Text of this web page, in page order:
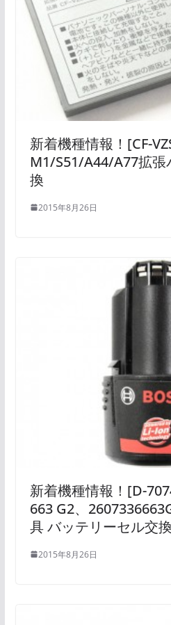
新着機種情報！[CF-
M1/S51/A44/A77拡張
換
2015年8月26日
新着機種情報！[D-
663 G2、
具 バッテリーセル交換
2015年8月26日